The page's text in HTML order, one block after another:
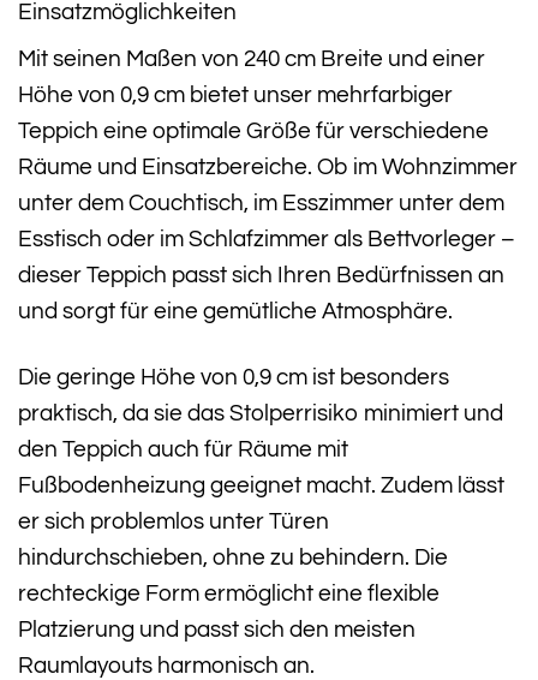
Einsatzmöglichkeiten
Mit seinen Maßen von 240 cm Breite und einer
Höhe von 0,9 cm bietet unser mehrfarbiger
Teppich eine optimale Größe für verschiedene
Räume und Einsatzbereiche. Ob im Wohnzimmer
unter dem Couchtisch, im Esszimmer unter dem
Esstisch oder im Schlafzimmer als Bettvorleger –
dieser Teppich passt sich Ihren Bedürfnissen an
und sorgt für eine gemütliche Atmosphäre.
Die geringe Höhe von 0,9 cm ist besonders
praktisch, da sie das Stolperrisiko minimiert und
den Teppich auch für Räume mit
Fußbodenheizung geeignet macht. Zudem lässt
er sich problemlos unter Türen
hindurchschieben, ohne zu behindern. Die
rechteckige Form ermöglicht eine flexible
Platzierung und passt sich den meisten
Raumlayouts harmonisch an.